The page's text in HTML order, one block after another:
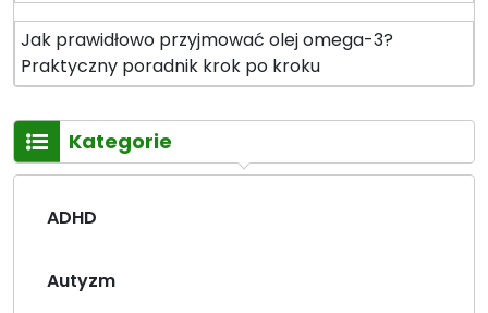
Jak prawidłowo przyjmować olej omega-3?
Praktyczny poradnik krok po kroku
Kategorie
ADHD
Autyzm